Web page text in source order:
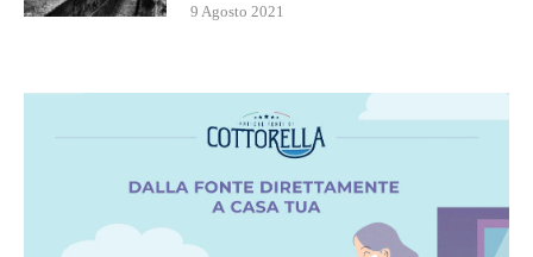
9 Agosto 2021